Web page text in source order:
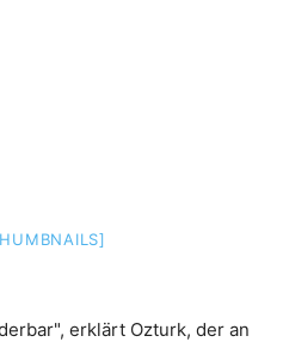
erklärt Ozturk, der an